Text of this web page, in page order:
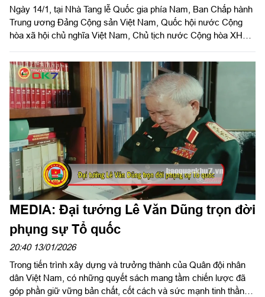
Ngày 14/1, tại Nhà Tang lễ Quốc gia phía Nam, Ban Chấp hành
Trung ương Đảng Cộng sản Việt Nam, Quốc hội nước Cộng
hòa xã hội chủ nghĩa Việt Nam, Chủ tịch nước Cộng hòa XHCN
Trung ương Mặt trận Tổ quốc Việt Nam tổ chức trọng thể Lễ
viếng, Lễ truy điệu Đại tướng, Anh hùng LLVT nhân dân Lê Văn
Dũng, nguyên Bí thư Trung ương Đảng, nguyên Ủy viên
Thường vụ Đảng ủy Quân sự Trung ương (nay là Quân ủy
Trung ương), nguyên Tổng Tham mưu trưởng, nguyên Thứ
trưởng Bộ Quốc phòng, nguyên Chủ nhiệm Tổng cục Chính trị,
theo nghi thức Lễ tang cấp Nhà nước.
MEDIA: Đại tướng Lê Văn Dũng trọn đời
phụng sự Tổ quốc
20:40 13/01/2026
Trong tiến trình xây dựng và trưởng thành của Quân đội nhân
dân Việt Nam, có những quyết sách mang tầm chiến lược đã
góp phần giữ vững bản chất, cốt cách và sức mạnh tinh thần